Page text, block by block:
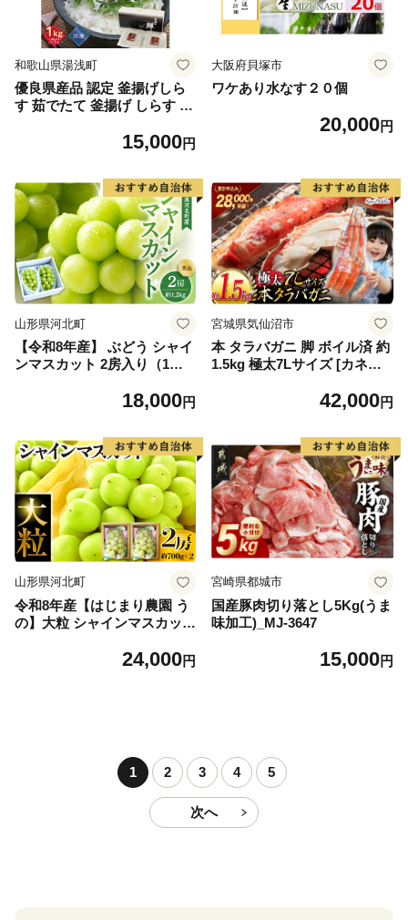
和歌山県湯浅町
優良県産品 認定 釜揚げしら
す 茹でたて 釜揚げ しらす 無
国産 海の幸 海鮮 魚介 紀州湯
無料_C6035n
15,000円
大阪府貝塚市
ワケあり水なす２０個
20,000円
山形県河北町
【令和8年産】 ぶどう シャイ
ンマスカット 2房入り（1房6
産【山形eLab】 ka074-023-r
18,000円
宮城県気仙沼市
本 タラバガニ 脚 ボイル済 約
1.5kg 極太7Lサイズ [カネダ
6] カニ かに 蟹 たらばがに た
42,000円
山形県河北町
令和8年産【はじまり農園 う
の】大粒 シャインマスカット
河北町産 【河北町観光物産協
24,000円
宮崎県都城市
国産豚肉切り落とし5Kg(うま
味加工)_MJ-3647
15,000円
1 2 3 4 5
次へ